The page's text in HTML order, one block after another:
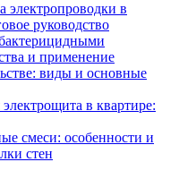
электропроводки в
руководство
и применение
виды и основные
в квартире:
смеси: особенности и
стен